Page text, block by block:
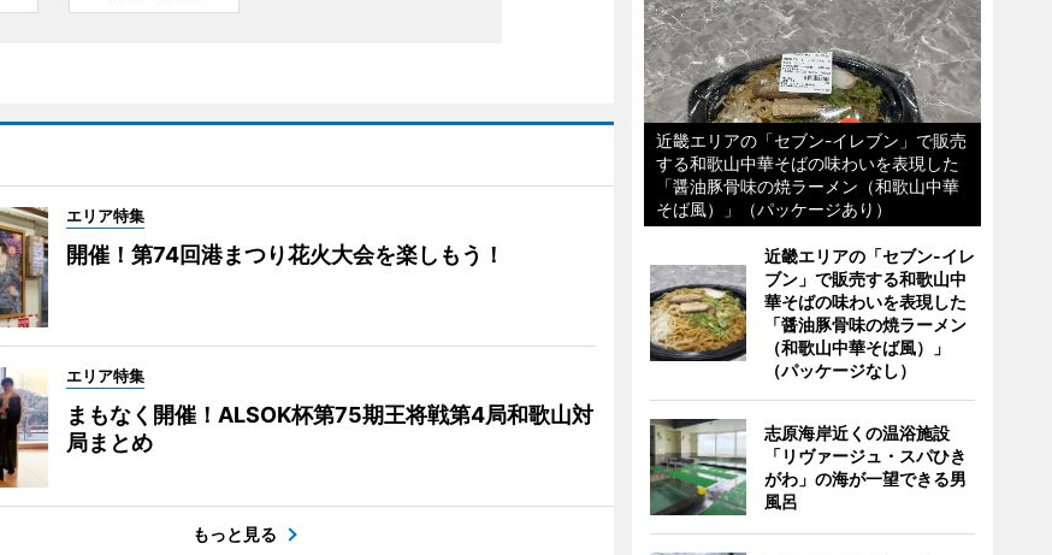
エリア特集
開催！第74回港まつり花火大会を楽しもう！
エリア特集
まもなく開催！ALSOK杯第75期王将戦第4局和歌山対
局まとめ
もっと見る
近畿エリアの「セブン-イレブン」で販売
する和歌山中華そばの味わいを表現した
「醤油豚骨味の焼ラーメン（和歌山中華
そば風）」（パッケージあり）
近畿エリアの「セブン-イレ
ブン」で販売する和歌山中
華そばの味わいを表現した
「醤油豚骨味の焼ラーメン
（和歌山中華そば風）」
（パッケージなし）
志原海岸近くの温浴施設
「リヴァージュ・スパひき
がわ」の海が一望できる男
風呂